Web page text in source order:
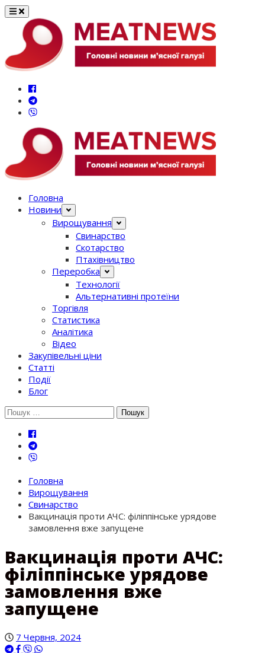
Перейти
вмісту
Головна
Новини
Вирощування
Свинарство
Скотарство
Птахівництво
Переробка
Технології
Альтернативні протеїни
Торгівля
Статистика
Аналітика
Відео
Закупівельні ціни
Статті
Події
Блог
Шукати:
Головна
Вирощування
Свинарство
Вакцинація проти АЧС: філіппінське урядове
замовлення вже запущене
Вакцинація проти АЧС:
філіппінське урядове
замовлення вже
запущене
7 Червня, 2024